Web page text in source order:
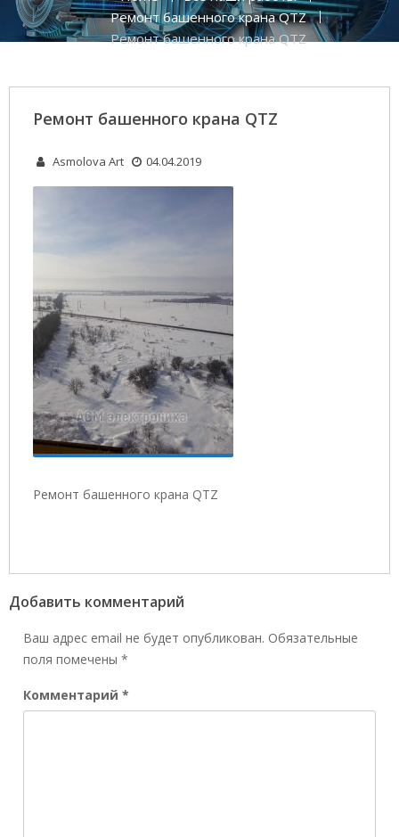
Ремонт башенного крана QTZ
Ремонт башенного крана QTZ
Ремонт башенного крана QTZ
Asmolova Art 04.04.2019
Ремонт башенного крана QTZ
Добавить комментарий
Ваш адрес email не будет опубликован. Обязательные
поля помечены *
Комментарий *